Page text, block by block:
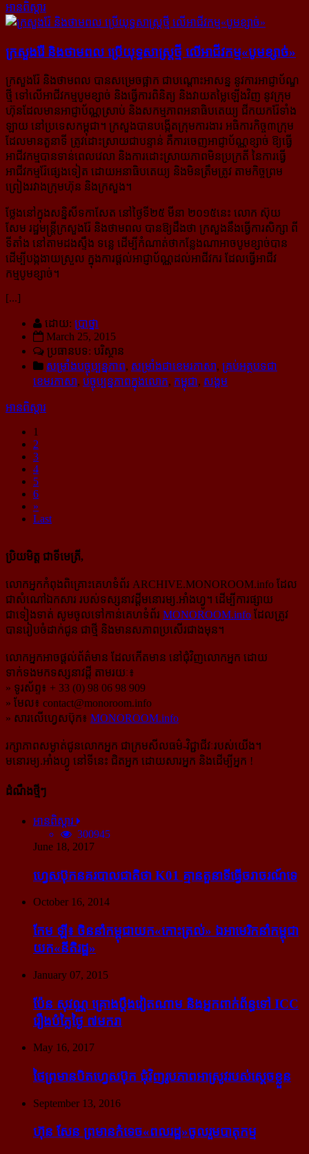
អានពិស្ដារ
ក្រសួងរ៉ែ និង​ថាមពល ប្រើ​យុទ្ធសាស្រ្ត​ថ្មី លើ​អាជីវកម្ម​«បូម​ខ្សាច់»
ក្រសួងរ៉ែ និងថាមពល បានសម្រេចផ្អាក ជាបណ្តោះអាសន្ន នូវការអាជ្ញាប័ណ្ឌ
ថ្មី ទៅលើអាជីវកម្មបូមខ្សាច់ និងធ្វើការ​ពិនិត្យ និងវាយតម្លៃឡើងវិញ នូវក្រុម
ហ៊ុនដែលមានអាជ្ញាប័ណ្ណស្រាប់ និងសកម្មភាពអនាធិបតេយ្យ ជីកយករ៉ែ​ទាំង​
ឡាយ នៅប្រទេសកម្ពុជា។ ក្រសួងបានបង្កើតក្រុមការងារ អធិការកិច្ច៣ក្រុម
ដែលមានតួនាទី ត្រូវដោះស្រាយជាបន្ទាន់ គឺការចេញអាជ្ញាប័ណ្ណខ្សាច់ ឱ្យធ្វើ
អាជីវកម្មបានទាន់ពេលវេលា និងការដោះស្រាយភាពមិនប្រក្រតី នៃការធ្វើ​
អាជីវកម្ម​រ៉ែ​ផ្សេងទៀត ដោយអនាធិបតេយ្យ និងមិនត្រឹមត្រូវ តាមកិច្ចព្រម
ព្រៀងរវាងក្រុមហ៊ុន និងក្រសួង។
ថ្លែងនៅក្នុងសន្និសីទកាសែត នៅថ្ងៃទី២៥ មីនា ២០១៥នេះ លោក ស៊ុយ
សែម រដ្ឋមន្រ្តីក្រសួងរ៉ែ និងថាមពល បាន​ឱ្យ​ដឹងថា ក្រសួងនឹងធ្វើការសិក្សា ពី
ទីតាំង នៅតាមដងស្ទឹង ទន្លេ ដើម្បីកំណាត់ថាកន្លែងណាអាចបូមខ្សាច់បាន
ដើម្បី​បង្ក​ងាយស្រួល ក្នុងការផ្តល់អាជ្ញាប័ណ្ណដល់អាជីវករ ដែលធ្វើអាជីវ
កម្មបូមខ្សាច់។
[...]
ដោយ: ប្រាថ្នា
March 25, 2015
ប្រធានបទ: បរិស្ថាន
សម្រាំងបច្ចុប្បន្នភាព, សម្រាំងជាខេមរភាសា, គ្រប់អត្ថបទជា
ខេមរភាសា, បច្ចុប្បន្នភាពក្នុងលោក, កម្ពុជា, សង្គម
អានពិស្ដារ
1
2
3
4
5
6
»
Last
ប្រិយមិត្ត ជាទីមេត្រី,
លោកអ្នកកំពុងពិគ្រោះគេហទំព័រ ARCHIVE.MONOROOM.info ដែល
ជាសំណៅឯកសារ របស់ទស្សនាវដ្ដីមនោរម្យ.អាំងហ្វូ។ ដើម្បីការផ្សាយ
ជាទៀងទាត់ សូមចូលទៅកាន់​គេហទំព័រ MONOROOM.info ដែលត្រូវ
បានរៀបចំដាក់ជូន ជាថ្មី និងមានសភាពប្រសើរជាងមុន។
លោកអ្នកអាចផ្ដល់ព័ត៌មាន ដែលកើតមាន នៅជុំវិញលោកអ្នក ដោយ
ទាក់ទងមកទស្សនាវដ្ដី តាមរយៈ៖
» ទូរស័ព្ទ៖ + 33 (0) 98 06 98 909
» មែល៖ contact@monoroom.info
» សារលើហ្វេសប៊ុក៖ MONOROOM.info
រក្សាភាពសម្ងាត់ជូនលោកអ្នក ជាក្រមសីលធម៌-​វិជ្ជាជីវៈ​របស់យើង។
មនោរម្យ.អាំងហ្វូ នៅទីនេះ ជិតអ្នក ដោយសារអ្នក និងដើម្បីអ្នក !
ដំណឹងថ្មីៗ
អានពិស្ដារ
300945
June 18, 2017
ហ្វេសប៊ុក​នគរបាល​ជាតិ​ថា K01 គ្មាន​តួនាទី​ធ្វើ​ចរាចរណ៍​ទេ
October 16, 2014
កែម ឡី៖ ចិន​នាំ​កម្ពុជា​យក​«កោះ​ត្រល់» ឯ​អាមេរិក​នាំ​កម្ពុជា​
យក​«នីតិរដ្ឋ»
January 07, 2015
ប៉ែន សុវណ្ណ គ្រោង​ប្តឹង​វៀតណាម និង​អ្នក​ពាក់​ព័ន្ធ​ទៅ ICC
រឿង​បំភ្លៃ​ថ្ងៃ ៧​មករា
May 16, 2017
ថៃ​ព្រមាន​បិត​ហ្វេសប៊ុក ជុំ​វិញ​រូបភាព​អាស្រូវ​របស់​ស្ដេច​ខ្លួន
September 13, 2016
ហ៊ុន សែន ព្រមាន​កំទេច​«ពលរដ្ឋ»​ចូលរួម​បាតុកម្ម